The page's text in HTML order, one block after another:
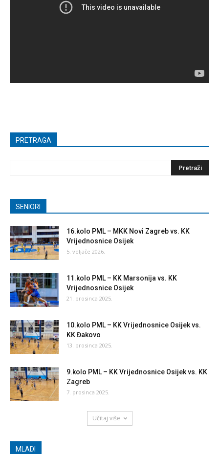
PRETRAGA
SENIORI
16.kolo PML – MKK Novi Zagreb vs. KK
Vrijednosnice Osijek
5. veljače 2026.
11.kolo PML – KK Marsonija vs. KK
Vrijednosnice Osijek
21. prosinca 2025.
10.kolo PML – KK Vrijednosnice Osijek vs.
KK Đakovo
13. prosinca 2025.
9.kolo PML – KK Vrijednosnice Osijek vs. KK
Zagreb
7. prosinca 2025.
Učitaj više
MLADI